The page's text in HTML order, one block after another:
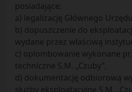
posiadające:
a) legalizację Głównego
b) dopuszczenie do
wydane przez właściwą
c) oplombowanie wykonane
techniczne S.M. „Czuby”,
d) dokumentację odbiorową
służby eksploatacyjne S.M.